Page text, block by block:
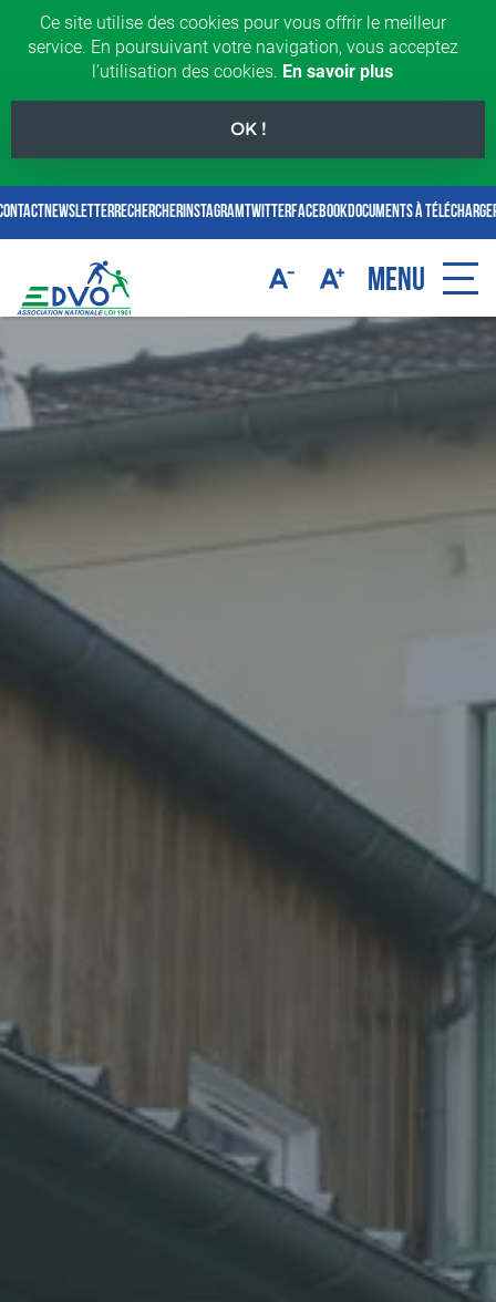
Ce site utilise des cookies pour vous offrir le meilleur
service. En poursuivant votre navigation, vous acceptez
l’utilisation des cookies. En savoir plus
OK !
NewsletterrechercherInstagramTwitterFacebookDocuments à
MENU